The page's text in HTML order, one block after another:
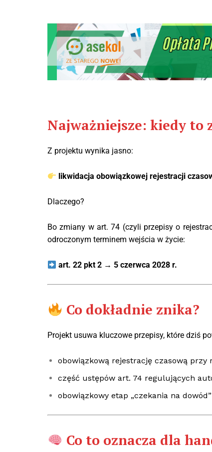
Najważniejsze: kiedy to
Z projektu wynika jasno:
likwidacja obowiązkowej rejestracji
Dlaczego?
Bo zmiany w art. 74 (czyli przepisy o
odroczonym terminem wejścia w życie:
art. 22 pkt 2 → 5 czerwca 2028 r.
Co dokładnie znika?
Projekt usuwa kluczowe przepisy, które dziś
obowiązkową rejestrację czasową przy
część ustępów art. 74 regulujących
obowiązkowy etap „czekania na dowód”
Co to oznacza dla